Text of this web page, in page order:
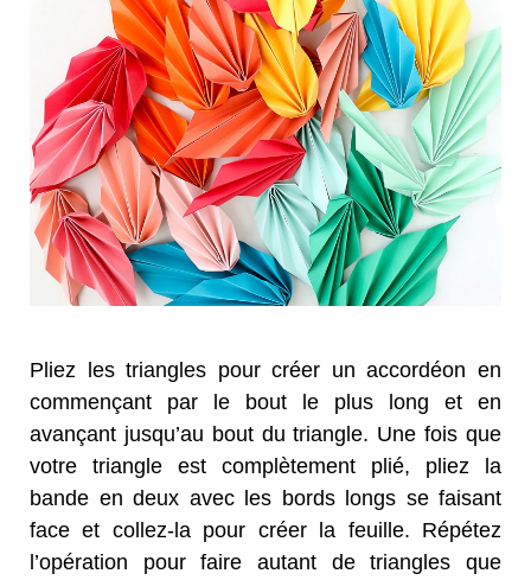
Pliez les triangles pour créer un accordéon en
commençant par le bout le plus long et en
avançant jusqu’au bout du triangle. Une fois que
votre triangle est complètement plié, pliez la
bande en deux avec les bords longs se faisant
face et collez-la pour créer la feuille. Répétez
l’opération pour faire autant de triangles que